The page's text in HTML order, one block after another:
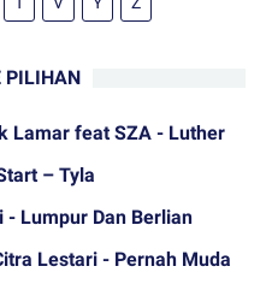
PILIHAN
Lamar feat SZA - Luther
– Tyla
- Lumpur Dan Berlian
Lestari - Pernah Muda